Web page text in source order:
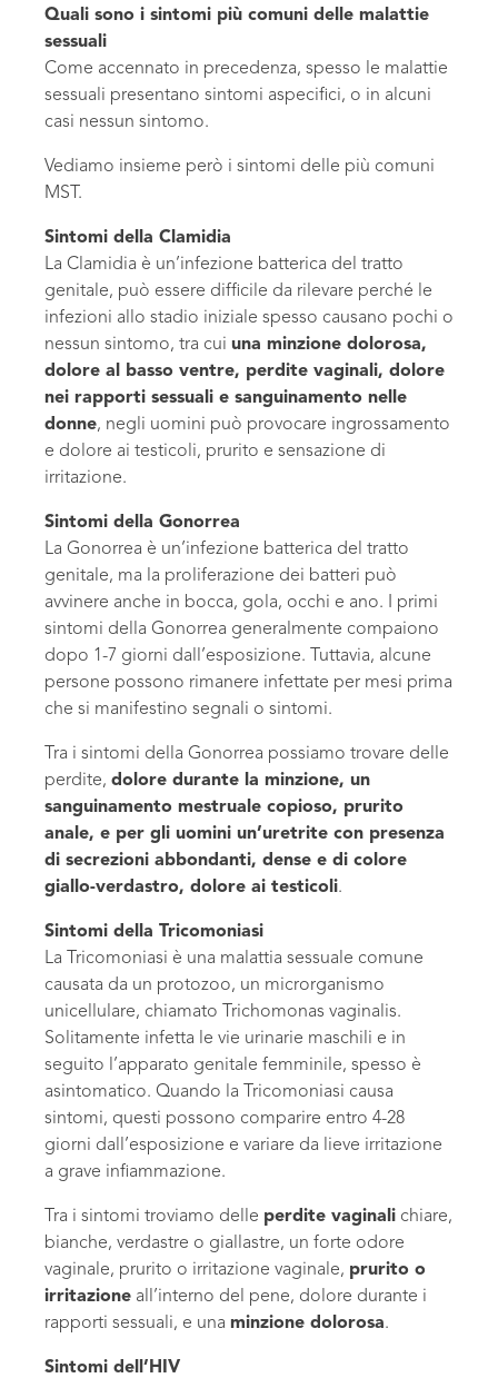
Quali sono i sintomi più comuni delle malattie
sessuali
Come accennato in precedenza, spesso le malattie
sessuali presentano sintomi aspecifici, o in alcuni
casi nessun sintomo.
Vediamo insieme però i sintomi delle più comuni
MST.
Sintomi della Clamidia
La Clamidia è un’infezione batterica del tratto
genitale, può essere difficile da rilevare perché le
infezioni allo stadio iniziale spesso causano pochi o
nessun sintomo, tra cui una minzione dolorosa,
dolore al basso ventre, perdite vaginali, dolore
nei rapporti sessuali e sanguinamento nelle
donne, negli uomini può provocare ingrossamento
e dolore ai testicoli, prurito e sensazione di
irritazione.
Sintomi della Gonorrea
La Gonorrea è un’infezione batterica del tratto
genitale, ma la proliferazione dei batteri può
avvinere anche in bocca, gola, occhi e ano. I primi
sintomi della Gonorrea generalmente compaiono
dopo 1-7 giorni dall’esposizione. Tuttavia, alcune
persone possono rimanere infettate per mesi prima
che si manifestino segnali o sintomi.
Tra i sintomi della Gonorrea possiamo trovare delle
perdite, dolore durante la minzione, un
sanguinamento mestruale copioso, prurito
anale, e per gli uomini un’uretrite con presenza
di secrezioni abbondanti, dense e di colore
giallo-verdastro, dolore ai testicoli.
Sintomi della Tricomoniasi
La Tricomoniasi è una malattia sessuale comune
causata da un protozoo, un microrganismo
unicellulare, chiamato Trichomonas vaginalis.
Solitamente infetta le vie urinarie maschili e in
seguito l’apparato genitale femminile, spesso è
asintomatico. Quando la Tricomoniasi causa
sintomi, questi possono comparire entro 4-28
giorni dall’esposizione e variare da lieve irritazione
a grave infiammazione.
Tra i sintomi troviamo delle perdite vaginali chiare,
bianche, verdastre o giallastre, un forte odore
vaginale, prurito o irritazione vaginale, prurito o
irritazione all’interno del pene, dolore durante i
rapporti sessuali, e una minzione dolorosa.
Sintomi dell’HIV